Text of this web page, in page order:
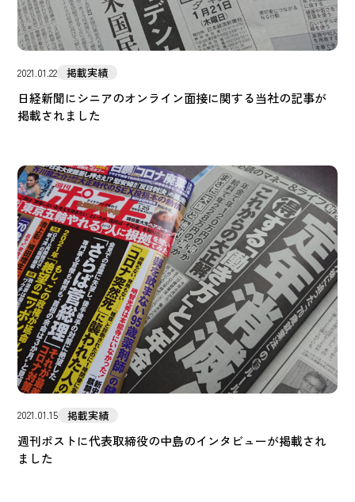
2021.01.22 掲載実績
日経新聞にシニアのオンライン面接に関する当社の記事が
掲載されました
2021.01.15 掲載実績
週刊ポストに代表取締役の中島のインタビューが掲載され
ました